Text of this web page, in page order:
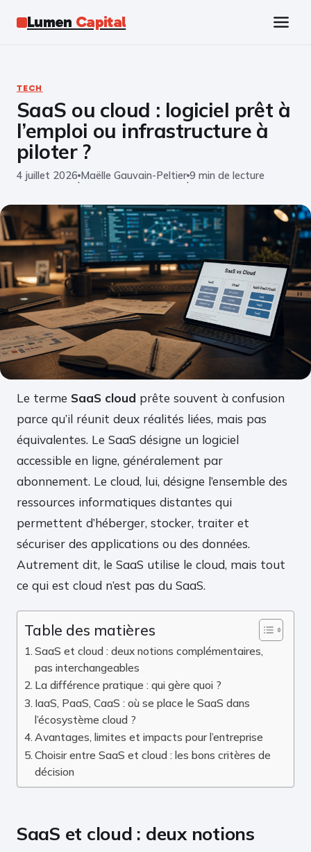
Lumen Capital
Business
Finance
Marketing
Éducation
Emploi
TECH
SaaS ou cloud : logiciel prêt à
l’emploi ou infrastructure à
piloter ?
4 juillet 2026
·
Maëlle Gauvain-Peltier
·
9 min de lecture
Le terme SaaS cloud prête souvent à confusion
parce qu’il réunit deux réalités liées, mais pas
équivalentes. Le SaaS désigne un logiciel
accessible en ligne, généralement par
abonnement. Le cloud, lui, désigne l’ensemble des
ressources informatiques distantes qui
permettent d’héberger, stocker, traiter et
sécuriser des applications ou des données.
Autrement dit, le SaaS utilise le cloud, mais tout
ce qui est cloud n’est pas du SaaS.
Table des matières
SaaS et cloud : deux notions complémentaires,
pas interchangeables
La différence pratique : qui gère quoi ?
IaaS, PaaS, CaaS : où se place le SaaS dans
l’écosystème cloud ?
Avantages, limites et impacts pour l’entreprise
Choisir entre SaaS et cloud : les bons critères de
décision
SaaS et cloud : deux notions